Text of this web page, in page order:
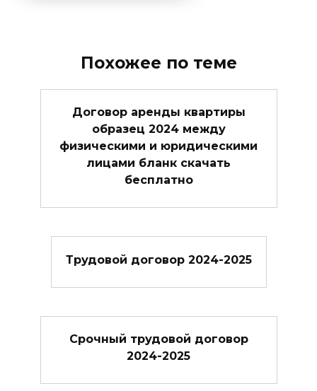
Похожее по теме
Договор аренды квартиры
образец 2024 между
физическими и юридическими
лицами бланк скачать
бесплатно
Трудовой договор 2024-2025
Cрочный трудовой договор
2024-2025